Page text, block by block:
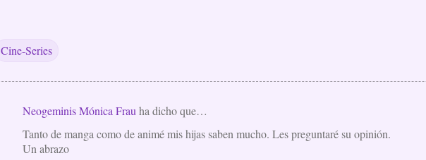
Cine-Series
Neogeminis Mónica Frau ha dicho que…
Tanto de manga como de animé mis hijas saben mucho. Les preguntaré su opinión.
Un abrazo